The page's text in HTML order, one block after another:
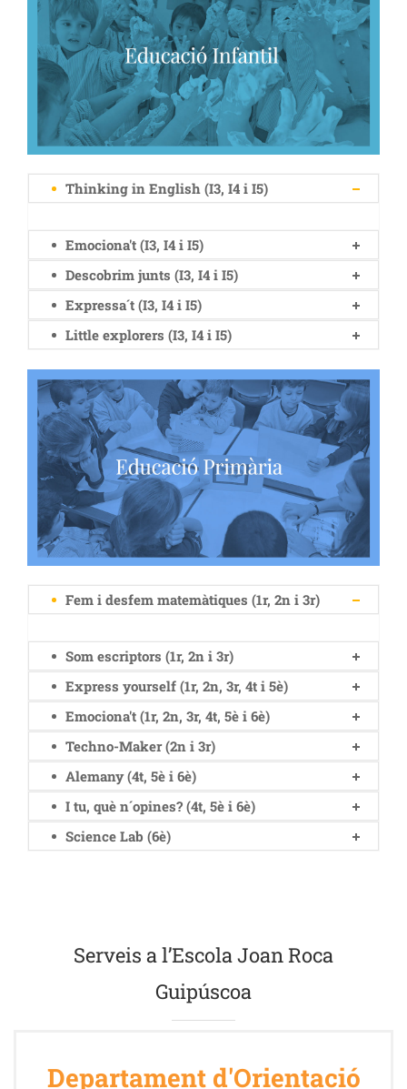
Thinking in English (I3, I4 i I5)
Emociona't (I3, I4 i I5)
Descobrim junts (I3, I4 i I5)
Expressa´t (I3, I4 i I5)
Little explorers (I3, I4 i I5)
Fem i desfem matemàtiques (1r, 2n i 3r)
Som escriptors (1r, 2n i 3r)
Express yourself (1r, 2n, 3r, 4t i 5è)
Emociona't (1r, 2n, 3r, 4t, 5è i 6è)
Techno-Maker (2n i 3r)
Alemany (4t, 5è i 6è)
I tu, què n´opines? (4t, 5è i 6è)
Science Lab (6è)
Serveis a l’Escola Joan Roca
Guipúscoa
Departament d'Orientació